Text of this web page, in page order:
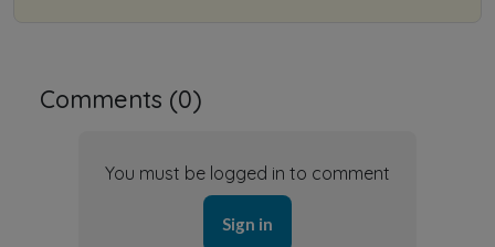
Comments (0)
You must be logged in to comment
Sign in